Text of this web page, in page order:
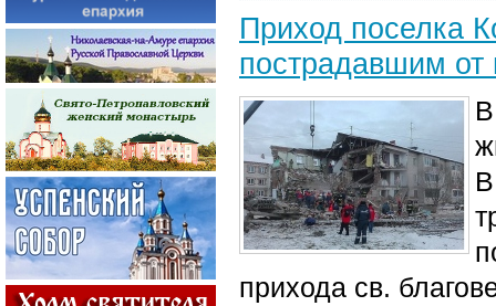
Приход поселка
пострадавшим
прихода св.